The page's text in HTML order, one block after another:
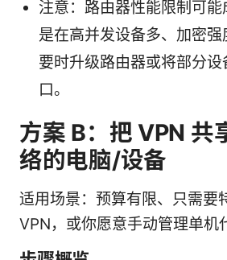
注意：路由器性能限制可
是在高并发设备多、加密
要时升级路由器或将部分设
口。
方案 B：把 VPN 共
络的电脑/设备
适用场景：预算有限、只需要
VPN，或你愿意手动管理单机